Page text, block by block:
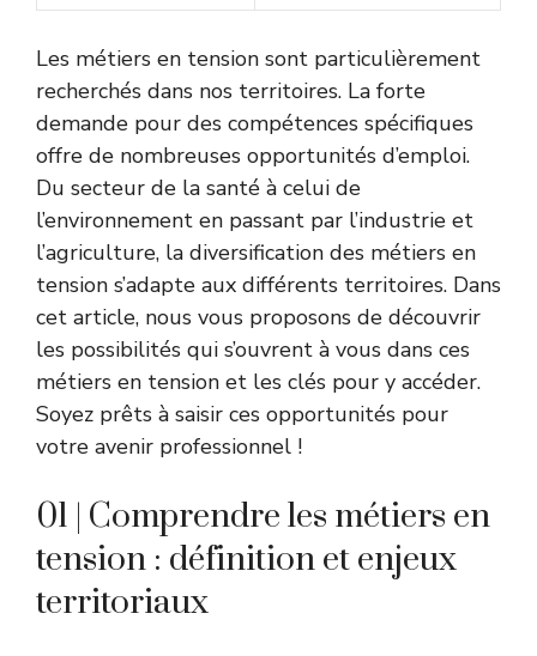
Les métiers en tension sont particulièrement
recherchés dans nos territoires. La forte
demande pour des compétences spécifiques
offre de nombreuses opportunités d’emploi.
Du secteur de la santé à celui de
l’environnement en passant par l’industrie et
l’agriculture, la diversification des métiers en
tension s’adapte aux différents territoires. Dans
cet article, nous vous proposons de découvrir
les possibilités qui s’ouvrent à vous dans ces
métiers en tension et les clés pour y accéder.
Soyez prêts à saisir ces opportunités pour
votre avenir professionnel !
01 | Comprendre les métiers en
tension : définition et enjeux
territoriaux